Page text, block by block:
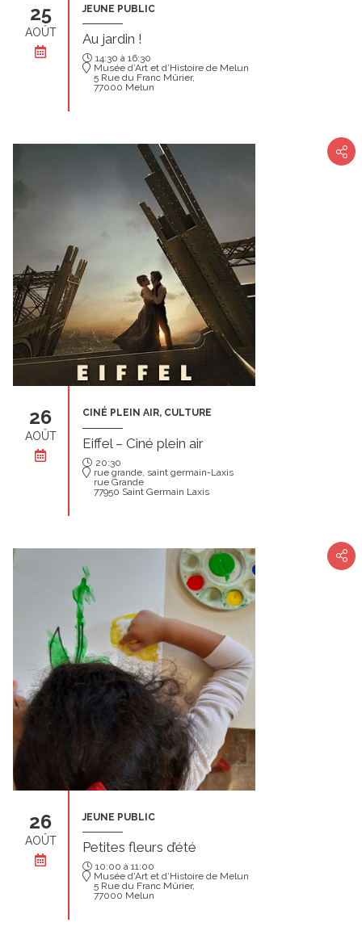
25
AOÛT
JEUNE PUBLIC
Au jardin !
14:30 à 16:30
Musée d’Art et d’Histoire de Melun
5 Rue du Franc Mûrier,
77000 Melun
26
AOÛT
CINÉ PLEIN AIR, CULTURE
Eiffel – Ciné plein air
20:30
rue grande, saint germain-Laxis
rue Grande
77950 Saint Germain Laxis
26
AOÛT
JEUNE PUBLIC
Petites fleurs d’été
10:00 à 11:00
Musée d’Art et d’Histoire de Melun
5 Rue du Franc Mûrier,
77000 Melun